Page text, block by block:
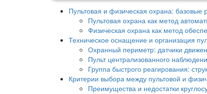
Пультовая и физическая охрана:
Пультовая охрана как метод
Физическая охрана как метод
Техническое оснащение и организация
Охранный периметр: датчики
Пульт централизованного
Группа быстрого реагирования:
Критерии выбора между пультовой и
Преимущества и недостатки